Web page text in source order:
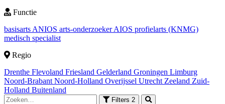
Functie
basisarts ANIOS arts-onderzoekerAIOS profielarts (KNMG)
medisch specialist
Regio
Drenthe Flevoland Friesland Gelderland Groningen Limburg
Noord-Brabant Noord-Holland Overijssel Utrecht Zeeland Zuid-
Holland Buitenland
Filters 2